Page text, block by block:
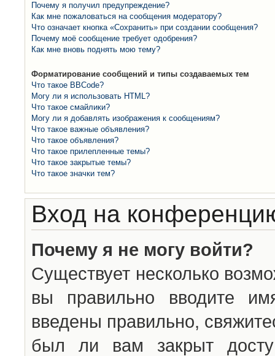
Почему я получил предупреждение?
Как мне пожаловаться на сообщения модератору?
Что означает кнопка «Сохранить» при создании сообщения?
Почему моё сообщение требует одобрения?
Как мне вновь поднять мою тему?
Форматирование сообщений и типы создаваемых тем
Что такое BBCode?
Могу ли я использовать HTML?
Что такое смайлики?
Могу ли я добавлять изображения к сообщениям?
Что такое важные объявления?
Что такое объявления?
Что такое прилепленные темы?
Что такое закрытые темы?
Что такое значки тем?
Вход на
Почему я не могу войти?
Существует несколько
вы правильно вводите
введены правильно,
был ли вам закрыт